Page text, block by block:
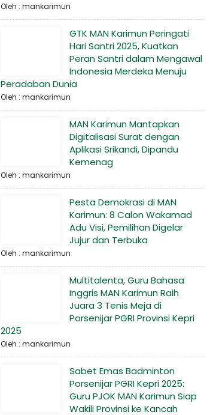
Oleh : mankarimun
GTK MAN Karimun Peringati
Hari Santri 2025, Kuatkan
Peran Santri dalam Mengawal
Indonesia Merdeka Menuju
Peradaban Dunia
Oleh : mankarimun
MAN Karimun Mantapkan
Digitalisasi Surat dengan
Aplikasi Srikandi, Dipandu
Kemenag
Oleh : mankarimun
Pesta Demokrasi di MAN
Karimun: 8 Calon Wakamad
Adu Visi, Pemilihan Digelar
Jujur dan Terbuka
Oleh : mankarimun
Multitalenta, Guru Bahasa
Inggris MAN Karimun Raih
Juara 3 Tenis Meja di
Porsenijar PGRI Provinsi Kepri
2025
Oleh : mankarimun
Sabet Emas Badminton
Porsenijar PGRI Kepri 2025:
Guru PJOK MAN Karimun Siap
Wakili Provinsi ke Kancah